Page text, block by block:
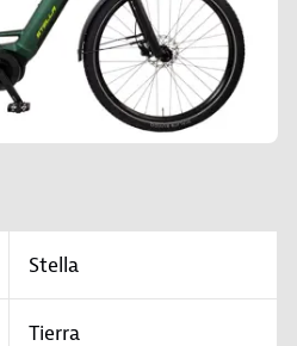
Stella
Tierra